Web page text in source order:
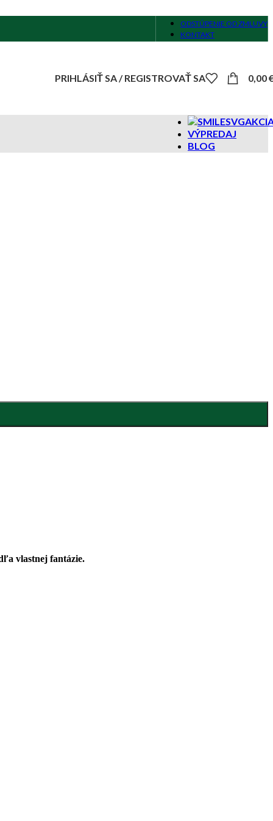
ODSTÚPENIE OD ZMLUVY
KONTAKT
PRIHLÁSIŤ SA / REGISTROVAŤ SA 0,00
VÝPREDAJ
BLOG
vlastnej fantázie.